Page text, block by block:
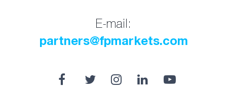
E-mail:
partners@fpmarkets.com